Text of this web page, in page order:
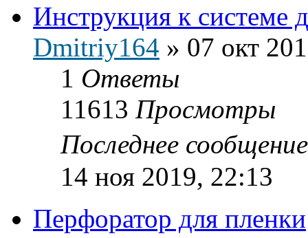
Инструкция к системе
Dmitriy164 » 07 окт
1 Ответы
11613 Просмотры
Последнее
14 ноя 2019, 22:13
Перфоратор для пленки